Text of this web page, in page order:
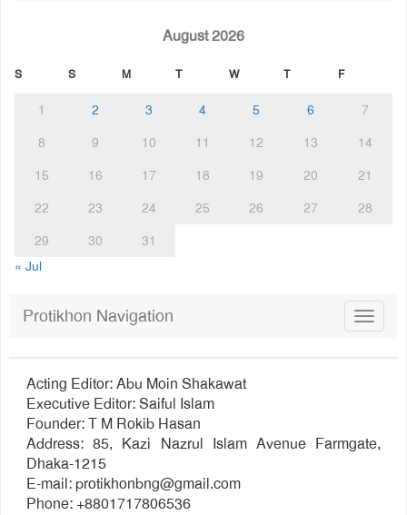
August 2026
S S M T W T F
1 2 3 4 5 6
7
8
9 10 11 12 13
14
15
16 17 18 19 20
21
22
23 24 25 26 27
28
29
30
31
« Jul
Toggle
Protikhon Navigation
Acting Editor: Abu Moin Shakawat
Executive Editor: Saiful Islam
Founder: T M Rokib Hasan
Address: 85, Kazi Nazrul Islam Avenue Farmgate,
Dhaka-1215
E-mail:protikhonbng@gmail.com
Phone: +8801717806536